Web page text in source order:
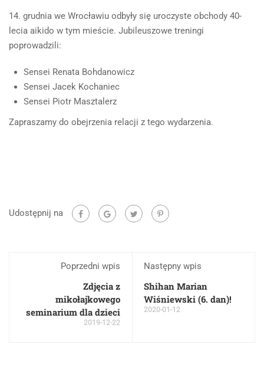
14. grudnia we Wrocławiu odbyły się uroczyste obchody 40-
lecia aikido w tym mieście. Jubileuszowe treningi
poprowadzili:
Sensei Renata Bohdanowicz
Sensei Jacek Kochaniec
Sensei Piotr Masztalerz
Zapraszamy do obejrzenia relacji z tego wydarzenia.
Udostępnij na
Poprzedni wpis
Zdjęcia z
mikołajkowego
seminarium dla dzieci
2019-12-22
Następny wpis
Shihan Marian
Wiśniewski (6. dan)!
2020-01-12